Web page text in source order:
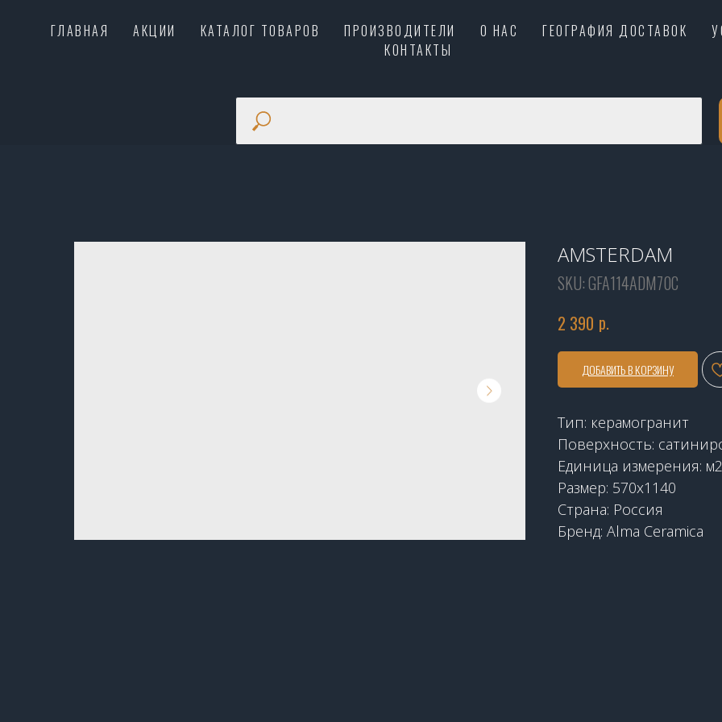
ГЛАВНАЯ АКЦИИ КАТАЛОГ ТОВАРОВ ПРОИЗВОДИТЕЛИ О НАС ГЕОГРАФИЯ ДОСТАВОК
КОНТАКТЫ
AMSTERDAM
SKU:GFA114ADM70C
2 390 р.
ДОБАВИТЬ В КОРЗИНУ
Тип: керамогранит
Поверхность:
Единица измерения: м2
Размер: 570x1140
Страна: Россия
Бренд: Alma Ceramica